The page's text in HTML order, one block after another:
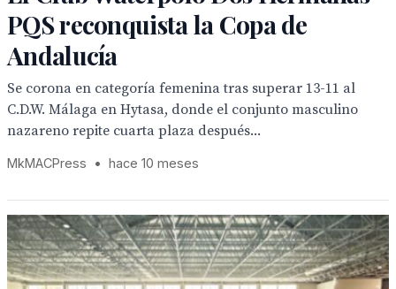
PQS reconquista la Copa de
Andalucía
Se corona en categoría femenina tras superar 13-11 al
C.D.W. Málaga en Hytasa, donde el conjunto masculino
nazareno repite cuarta plaza después...
MkMACPress • hace 10 meses